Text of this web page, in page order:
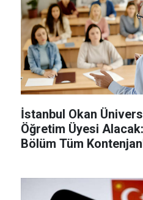
İstanbul Okan
Öğretim Üyesi
Bölüm Tüm